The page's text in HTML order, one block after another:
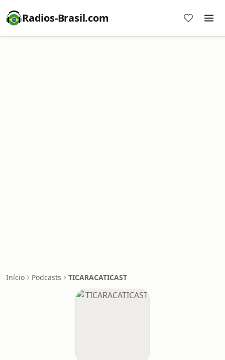
Radios-Brasil.com
Início Podcasts TICARACATICAST